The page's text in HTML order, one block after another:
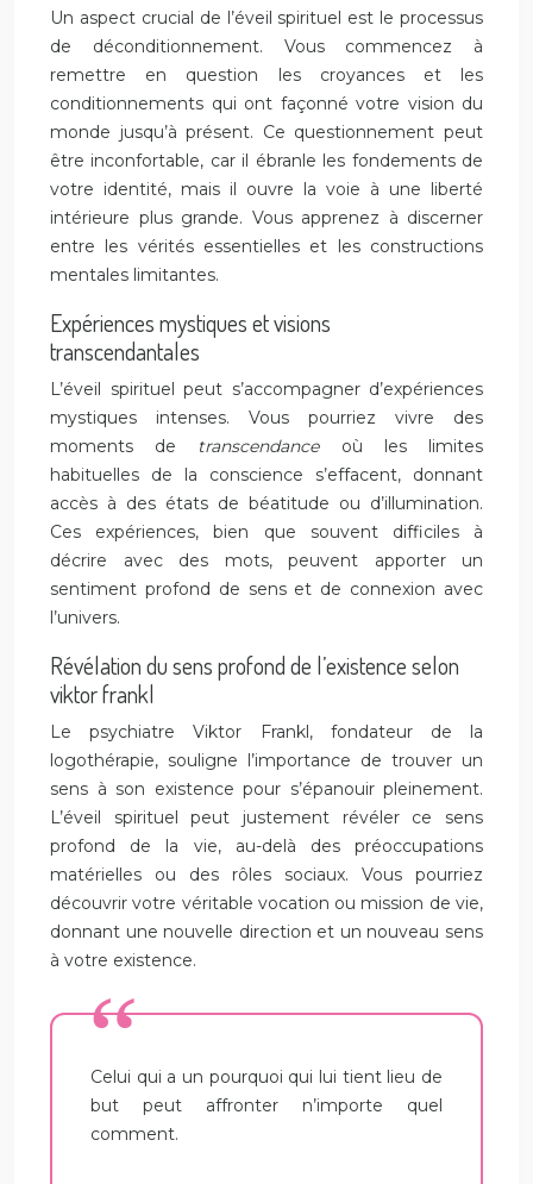
Un aspect crucial de l’éveil spirituel est le processus
de déconditionnement. Vous commencez à
remettre en question les croyances et les
conditionnements qui ont façonné votre vision du
monde jusqu’à présent. Ce questionnement peut
être inconfortable, car il ébranle les fondements de
votre identité, mais il ouvre la voie à une liberté
intérieure plus grande. Vous apprenez à discerner
entre les vérités essentielles et les constructions
mentales limitantes.
Expériences mystiques et visions
transcendantales
L’éveil spirituel peut s’accompagner d’expériences
mystiques intenses. Vous pourriez vivre des
moments de transcendance où les limites
habituelles de la conscience s’effacent, donnant
accès à des états de béatitude ou d’illumination.
Ces expériences, bien que souvent difficiles à
décrire avec des mots, peuvent apporter un
sentiment profond de sens et de connexion avec
l’univers.
Révélation du sens profond de l’existence selon
viktor frankl
Le psychiatre Viktor Frankl, fondateur de la
logothérapie, souligne l’importance de trouver un
sens à son existence pour s’épanouir pleinement.
L’éveil spirituel peut justement révéler ce sens
profond de la vie, au-delà des préoccupations
matérielles ou des rôles sociaux. Vous pourriez
découvrir votre véritable vocation ou mission de vie,
donnant une nouvelle direction et un nouveau sens
à votre existence.
Celui qui a un pourquoi qui lui tient lieu de
but peut affronter n’importe quel
comment.